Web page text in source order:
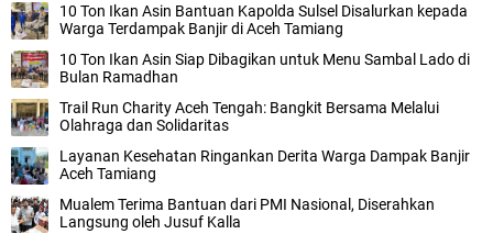
10 Ton Ikan Asin Bantuan Kapolda Sulsel Disalurkan kepada
Warga Terdampak Banjir di Aceh Tamiang
10 Ton Ikan Asin Siap Dibagikan untuk Menu Sambal Lado di
Bulan Ramadhan
Trail Run Charity Aceh Tengah: Bangkit Bersama Melalui
Olahraga dan Solidaritas
Layanan Kesehatan Ringankan Derita Warga Dampak Banjir
Aceh Tamiang
Mualem Terima Bantuan dari PMI Nasional, Diserahkan
Langsung oleh Jusuf Kalla